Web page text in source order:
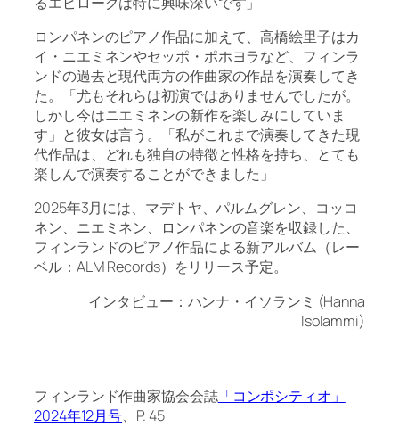
ロンパネンのピアノ作品に加えて、高橋絵里子はカ
イ・ニエミネンやセッポ・ポホヨラなど、フィンラ
ンドの過去と現代両方の作曲家の作品を演奏してき
た。「尤もそれらは初演ではありませんでしたが。
しかし今はニエミネンの新作を楽しみにしていま
す」と彼女は言う。「私がこれまで演奏してきた現
代作品は、どれも独自の特徴と性格を持ち、とても
楽しんで演奏することができました」
2025年3月には、マデトヤ、パルムグレン、コッコ
ネン、ニエミネン、ロンパネンの音楽を収録した、
フィンランドのピアノ作品による新アルバム（レー
ベル：ALM Records）をリリース予定。
インタビュー：ハンナ・イソランミ (Hanna
Isolammi)
フィンランド作曲家協会会誌「コンポシティオ」
2024年12月号、P. 45